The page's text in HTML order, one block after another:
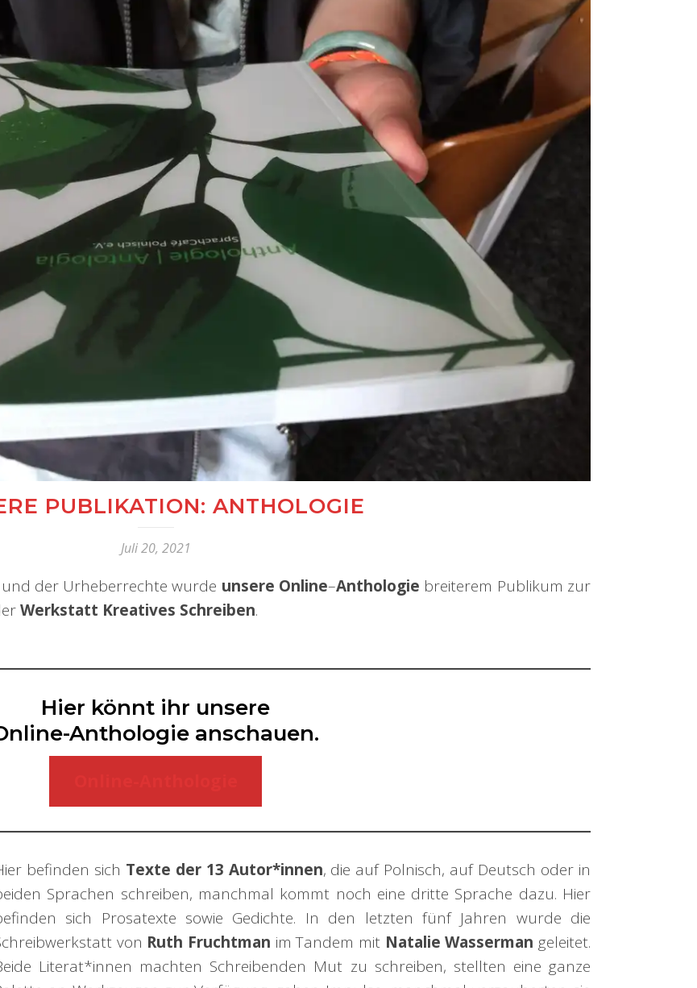
PUBLIKATION: ANTHOLOGIE
Juli 20, 2021
der Urheberrechte wurde unsere Online–Anthologie breiterem Publikum zur
Werkstatt Kreatives Schreiben.
Hier könnt ihr unsere
Anthologie anschauen.
befinden sich Texte der 13 Autor*innen, die auf Polnisch, auf Deutsch oder in
Sprachen schreiben, manchmal kommt noch eine dritte Sprache dazu. Hier
sich Prosatexte sowie Gedichte. In den letzten fünf Jahren wurde die
von Ruth Fruchtman im Tandem mit Natalie Wasserman geleitet.
Literat*innen machten Schreibenden Mut zu schreiben, stellten eine ganze